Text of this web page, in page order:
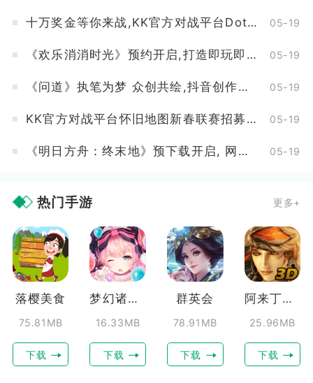
十万奖金等你来战,KK官方对战平台DotA 2026春季联赛开启 05-19
《欢乐消消时光》预约开启,打造即玩即收藏的“多海岛旅行纪录片” 05-19
《问道》执笔为梦 众创共绘,抖音创作活动开启 05-19
KK官方对战平台怀旧地图新春联赛招募开启,海量赞助等你来报名 05-19
《明日方舟：终末地》预下载开启, 网易云游戏免下载不占内存 05-19
热门手游 更多+
落樱美食
75.81MB
下载
梦幻诸石官方版
16.33MB
下载
群英会
78.91MB
下载
阿来丁历险记
25.96MB
下载